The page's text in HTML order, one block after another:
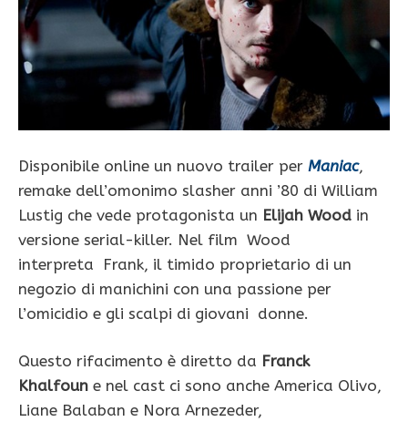
Disponibile online un nuovo trailer per Maniac,
remake dell’omonimo slasher anni ’80 di William
Lustig che vede protagonista un Elijah Wood in
versione serial-killer. Nel film Wood
interpreta Frank, il timido proprietario di un
negozio di manichini con una passione per
l’omicidio e gli scalpi di giovani donne.
Questo rifacimento è diretto da Franck
Khalfoun e nel cast ci sono anche America Olivo,
Liane Balaban e Nora Arnezeder,